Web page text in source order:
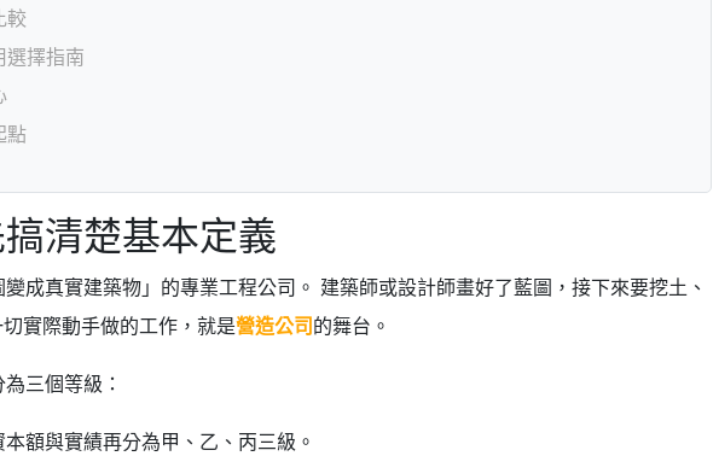
較
選擇指南
點
清楚基本定義
成真實建築物」的專業工程公司。 建築師或設計師畫好了藍圖，接下來要挖土、
實際動手做的工作，就是營造公司的舞台。
為三個等級：
額與實績再分為甲、乙、丙三級。